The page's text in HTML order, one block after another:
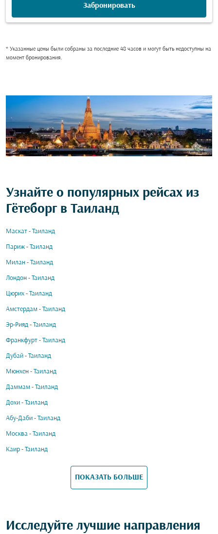
Забронировать
* Указанные цены были собраны за последние 48 часов и могут быть недоступны на
момент бронирования.
Узнайте о популярных рейсах из
Гётеборг в Таиланд
Маскат - Таиланд
Париж - Таиланд
Милан - Таиланд
Лондон - Таиланд
Цюрих - Таиланд
Амстердам - Таиланд
Эр-Рияд - Таиланд
Франкфурт - Таиланд
Дубай - Таиланд
Мюнхен - Таиланд
Даммам - Таиланд
Дохи - Таиланд
Абу-Даби - Таиланд
Москва - Таиланд
Каир - Таиланд
ПОКАЗАТЬ БОЛЬШЕ
Исследуйте лучшие направления